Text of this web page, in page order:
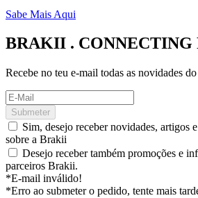
Sabe Mais Aqui
BRAKII . CONNECTING
Recebe no teu e-mail todas as novidades
Submeter
Sim, desejo receber novidades, artigos
sobre a Brakii
Desejo receber também promoções e
parceiros Brakii.
*E-mail inválido!
*Erro ao submeter o pedido, tente mais